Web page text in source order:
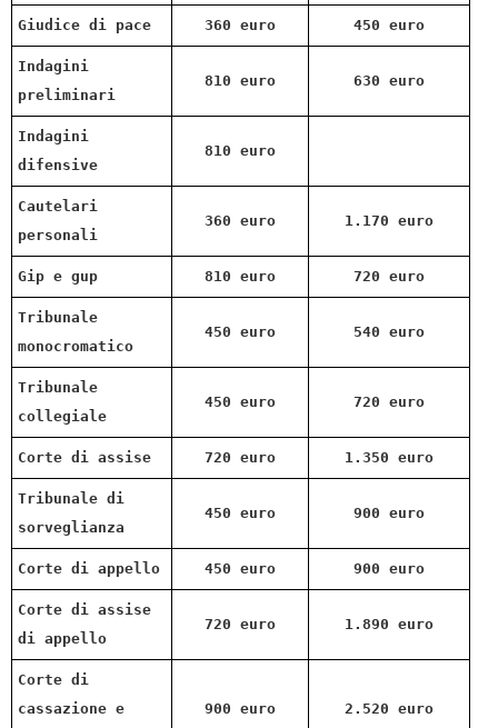
Giudice di pace 360 euro 450 euro
Indagini
preliminari
810 euro 630 euro
Indagini
difensive
810 euro
Cautelari
personali
360 euro 1.170 euro
Gip e gup 810 euro 720 euro
Tribunale
monocromatico
450 euro 540 euro
Tribunale
collegiale
450 euro 720 euro
Corte di assise 720 euro 1.350 euro
Tribunale di
sorveglianza
450 euro 900 euro
Corte di appello 450 euro 900 euro
Corte di assise
di appello
720 euro 1.890 euro
Corte di
cassazione e
900 euro 2.520 euro